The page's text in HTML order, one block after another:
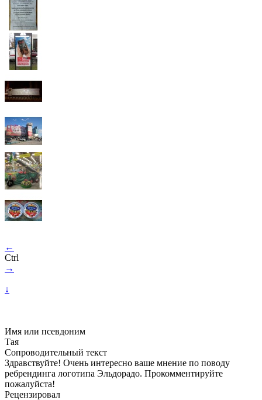
←
Ctrl
→
↓
Имя или псевдоним
Тая
Сопроводительный текст
Здравствуйте! Очень интересно ваше мнение по поводу
ребрендинга логотипа Эльдорадо. Прокомментируйте
пожалуйста!
Рецензировал